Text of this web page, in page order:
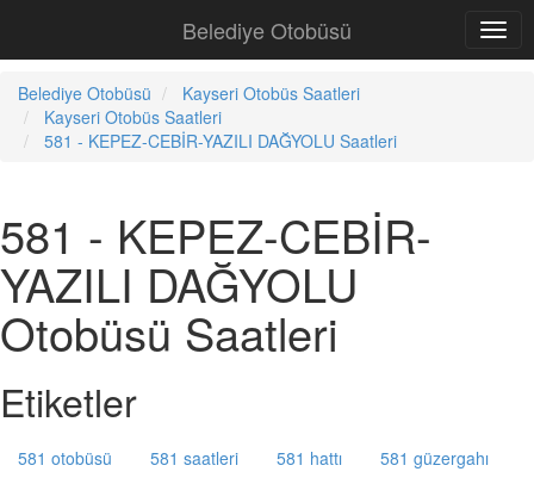
Belediye Otobüsü
Belediye Otobüsü
Kayseri Otobüs Saatleri
Kayseri Otobüs Saatleri
581 - KEPEZ-CEBİR-YAZILI DAĞYOLU Saatleri
581 - KEPEZ-CEBİR-
YAZILI DAĞYOLU
Otobüsü Saatleri
Etiketler
581 otobüsü 581 saatleri 581 hattı
581 güzergahı